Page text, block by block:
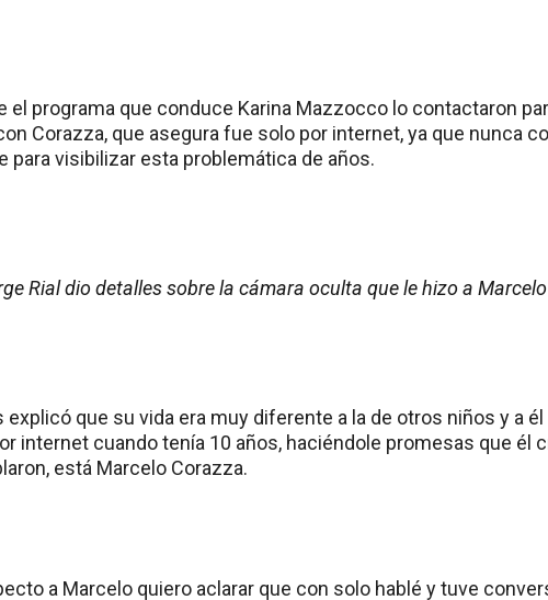
el programa que conduce Karina Mazzocco lo contactaron
Corazza, que asegura fue solo por internet, ya que nunca
para visibilizar esta problemática de años.
Rial dio detalles sobre la cámara oculta que le hizo a
explicó que su vida era muy diferente a la de otros niños y a
internet cuando tenía 10 años, haciéndole promesas que él
está Marcelo Corazza.
a Marcelo quiero aclarar que con solo hablé y tuve